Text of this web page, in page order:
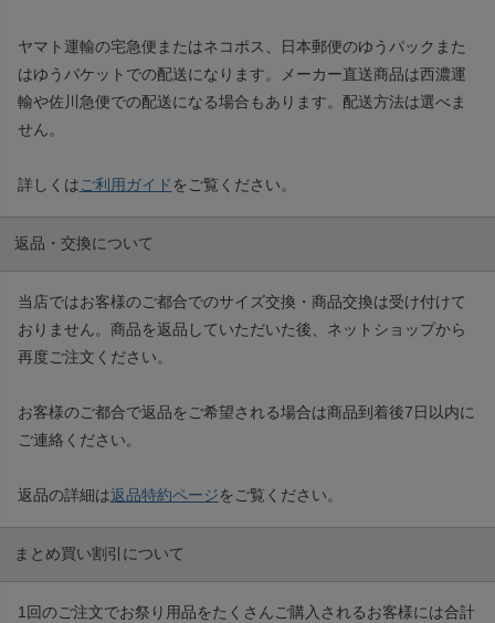
ヤマト運輸の宅急便またはネコポス、日本郵便のゆうパックまた
はゆうパケットでの配送になります。メーカー直送商品は西濃運
輸や佐川急便での配送になる場合もあります。配送方法は選べま
せん。
詳しくは ご利用ガイド をご覧ください。
返品・交換について
当店ではお客様のご都合でのサイズ交換・商品交換は受け付けて
おりません。商品を返品していただいた後、ネットショップから
再度ご注文ください。
お客様のご都合で返品をご希望される場合は商品到着後7日以内に
ご連絡ください。
返品の詳細は返品特約ページをご覧ください。
まとめ買い割引について
1回のご注文でお祭り用品をたくさんご購入されるお客様には合計